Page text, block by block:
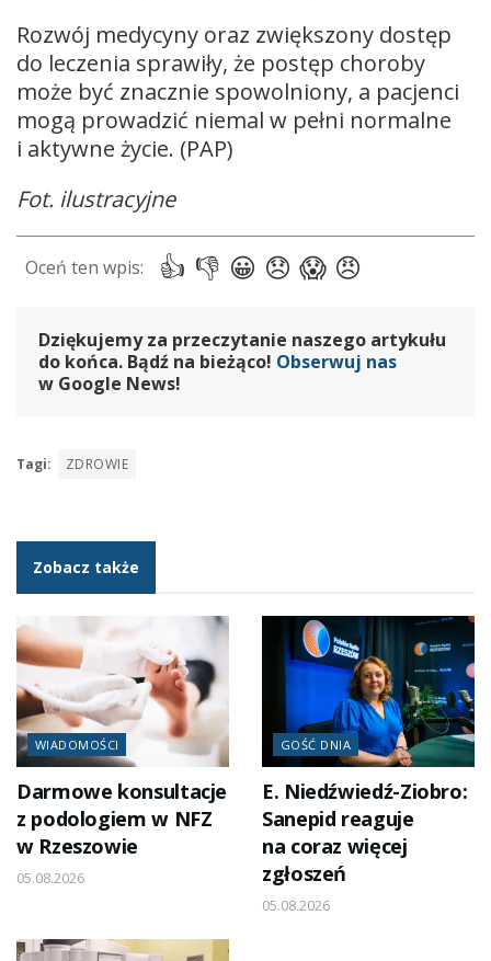
Rozwój medycyny oraz zwiększony dostęp
do leczenia sprawiły, że postęp choroby
może być znacznie spowolniony, a pacjenci
mogą prowadzić niemal w pełni normalne
i aktywne życie. (PAP)
Fot. ilustracyjne
Dziękujemy za przeczytanie naszego artykułu
do końca. Bądź na bieżąco! Obserwuj nas
w Google News!
Tagi: ZDROWIE
Zobacz także
WIADOMOŚCI
Darmowe konsultacje
z podologiem w NFZ
w Rzeszowie
05.08.2026
GOŚĆ DNIA
E. Niedźwiedź-Ziobro:
Sanepid reaguje
na coraz więcej
zgłoszeń
05.08.2026